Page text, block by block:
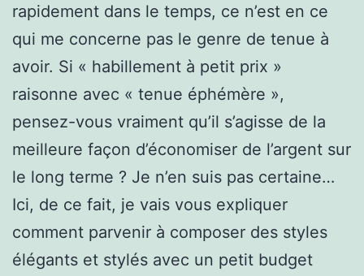
rapidement dans le temps, ce n’est en ce
qui me concerne pas le genre de tenue à
avoir. Si « habillement à petit prix »
raisonne avec « tenue éphémère »,
pensez-vous vraiment qu’il s’agisse de la
meilleure façon d’économiser de l’argent sur
le long terme ? Je n’en suis pas certaine…
Ici, de ce fait, je vais vous expliquer
comment parvenir à composer des styles
élégants et stylés avec un petit budget